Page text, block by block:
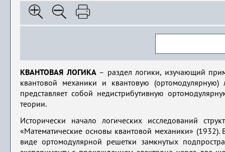
КВАНТОВАЯ ЛОГИКА – раздел логики, изучающий
квантовой механики и квантовую (ортомодулярную)
представляет собой недистрибутивную
теории.
Исторически начало логических исследований
«Математические основы квантовой механики»
виде ортомодулярной решетки замкнутых